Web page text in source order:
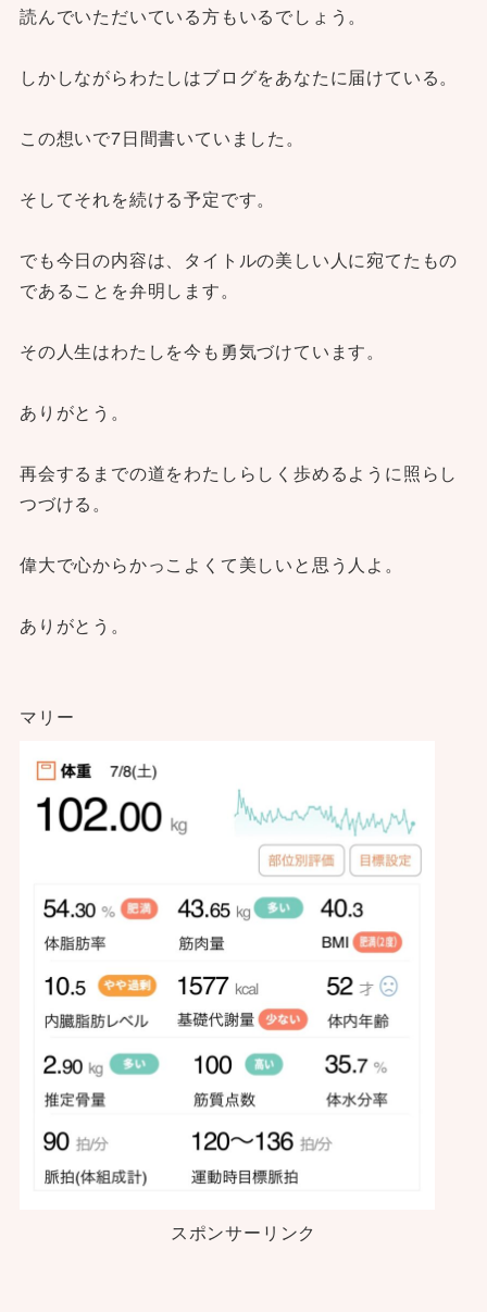
読んでいただいている方もいるでしょう。
しかしながらわたしはブログをあなたに届けている。
この想いで7日間書いていました。
そしてそれを続ける予定です。
でも今日の内容は、タイトルの美しい人に宛てたもの
であることを弁明します。
その人生はわたしを今も勇気づけています。
ありがとう。
再会するまでの道をわたしらしく歩めるように照らし
つづける。
偉大で心からかっこよくて美しいと思う人よ。
ありがとう。
マリー
スポンサーリンク